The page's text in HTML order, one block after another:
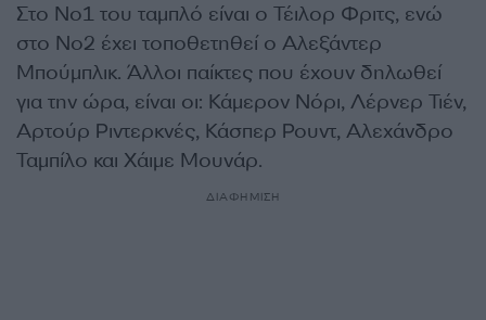
Στο Νο1 του ταμπλό είναι ο Τέιλορ Φριτς, ενώ
στο Νο2 έχει τοποθετηθεί ο Αλεξάντερ
Μπούμπλικ. Άλλοι παίκτες που έχουν δηλωθεί
για την ώρα, είναι οι: Κάμερον Νόρι, Λέρνερ Τιέν,
Αρτούρ Ριντερκνές, Κάσπερ Ρουντ, Αλεχάνδρο
Ταμπίλο και Χάιμε Μουνάρ.
ΔΙΑΦΗΜΙΣΗ